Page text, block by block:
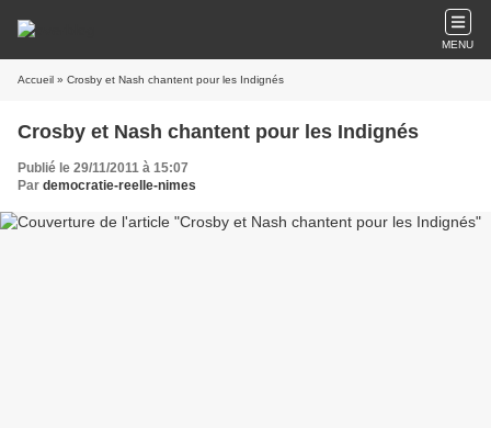
MENU
Accueil » Crosby et Nash chantent pour les Indignés
Crosby et Nash chantent pour les Indignés
Publié le 29/11/2011 à 15:07
Par democratie-reelle-nimes